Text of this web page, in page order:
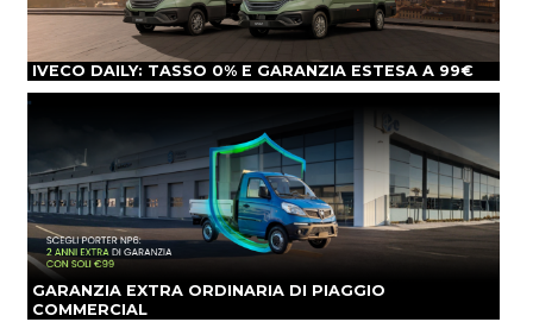
IVECO DAILY: TASSO 0% E GARANZIA ESTESA A 99€
GARANZIA EXTRA ORDINARIA DI PIAGGIO
COMMERCIAL